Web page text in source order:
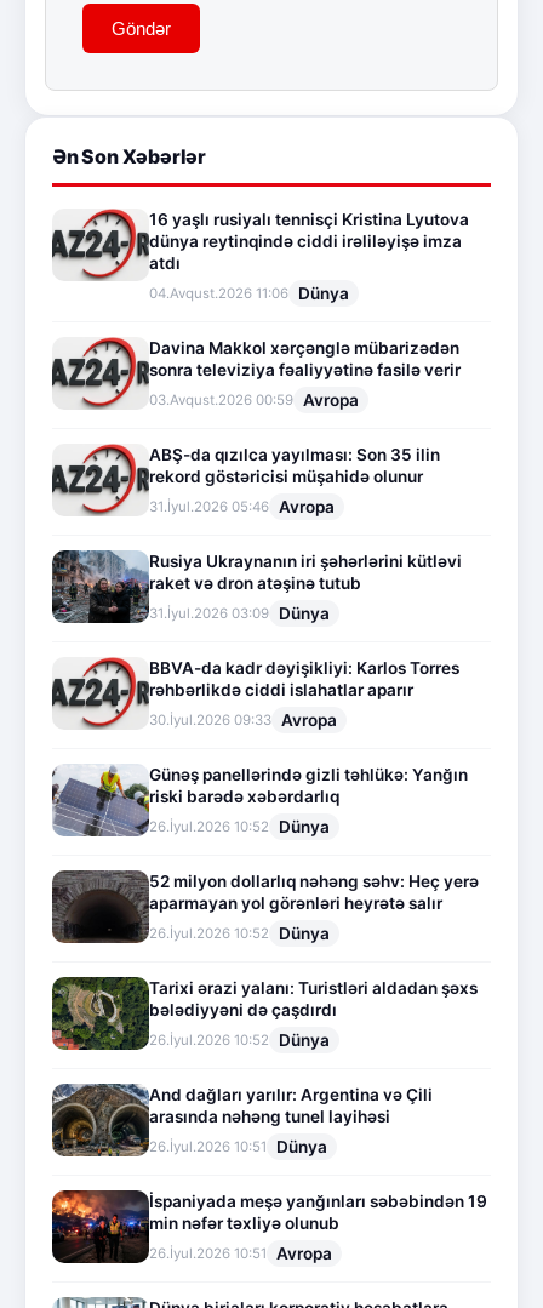
Göndər
Ən Son Xəbərlər
16 yaşlı rusiyalı tennisçi Kristina Lyutova
dünya reytinqində ciddi irəliləyişə imza
atdı
04.Avqust.2026 11:06 Dünya
Davina Makkol xərçənglə mübarizədən
sonra televiziya fəaliyyətinə fasilə verir
03.Avqust.2026 00:59 Avropa
ABŞ-da qızılca yayılması: Son 35 ilin
rekord göstəricisi müşahidə olunur
31.İyul.2026 05:46 Avropa
Rusiya Ukraynanın iri şəhərlərini kütləvi
raket və dron atəşinə tutub
31.İyul.2026 03:09 Dünya
BBVA-da kadr dəyişikliyi: Karlos Torres
rəhbərlikdə ciddi islahatlar aparır
30.İyul.2026 09:33 Avropa
Günəş panellərində gizli təhlükə: Yanğın
riski barədə xəbərdarlıq
26.İyul.2026 10:52 Dünya
52 milyon dollarlıq nəhəng səhv: Heç yerə
aparmayan yol görənləri heyrətə salır
26.İyul.2026 10:52 Dünya
Tarixi ərazi yalanı: Turistləri aldadan şəxs
bələdiyyəni də çaşdırdı
26.İyul.2026 10:52 Dünya
And dağları yarılır: Argentina və Çili
arasında nəhəng tunel layihəsi
26.İyul.2026 10:51 Dünya
İspaniyada meşə yanğınları səbəbindən 19
min nəfər təxliyə olunub
26.İyul.2026 10:51 Avropa